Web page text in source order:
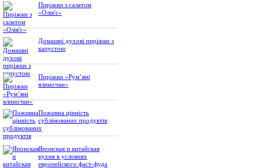
Пиріжки з салатом
«Олів'є»
Домашні духові пиріжки з
капустою
Пиріжки «Рум’яні
ялиночки»
Поживна цінність
сублімованих продуктів
Японская и китайская
кухня в условиях
европейского фаст-фуда